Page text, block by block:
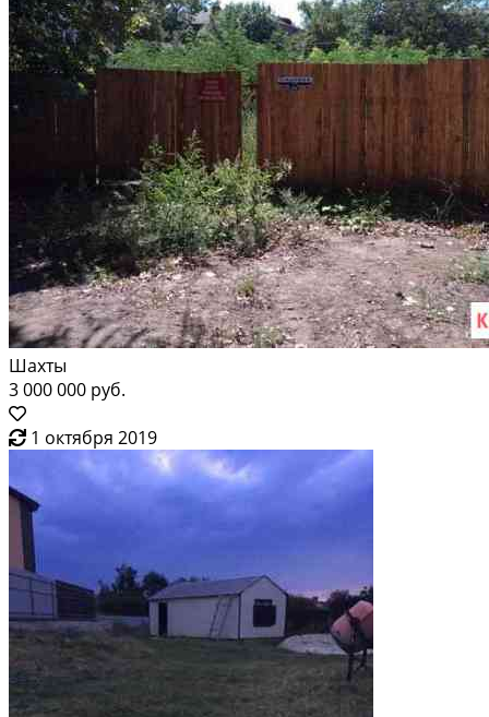
Шахты
3 000 000 руб.
1 октября 2019